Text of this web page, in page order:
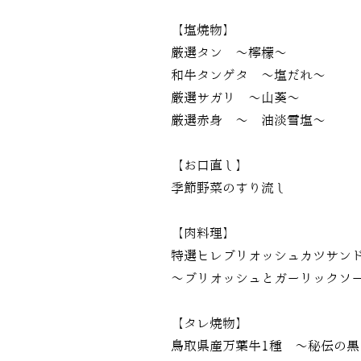
【塩焼物】
厳選タン ～檸檬～
和牛タンゲタ ～塩だれ～
厳選サガリ ～山葵～
厳選赤身 ～醬油淡雪塩～
【お口直し】
季節野菜のすり流し
【肉料理】
特選ヒレブリオッシュカツサン
～ブリオッシュとガーリックソ
【タレ焼物】
鳥取県産万葉牛1種 ～秘伝の黒